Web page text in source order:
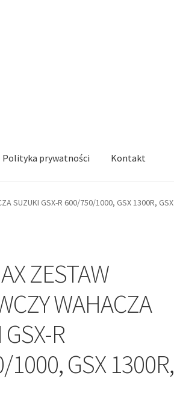
Polityka prywatności Kontakt
SUZUKI GSX-R 600/750/1000, GSX 1300R, GSX
ZESTAW
WAHACZA
R
GSX 1300R,